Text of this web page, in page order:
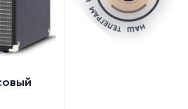
Для бас гитар
Nux Mighty-